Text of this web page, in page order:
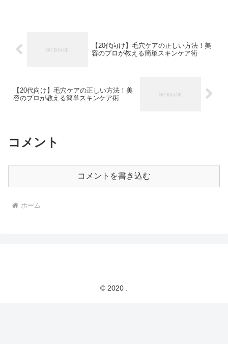
【20代向け】毛穴ケアの正しい方法！美
容のプロが教える簡単スキンケア術
【20代向け】毛穴ケアの正しい方法！美
容のプロが教える簡単スキンケア術
コメント
コメントを書き込む
ホーム
© 2020 .